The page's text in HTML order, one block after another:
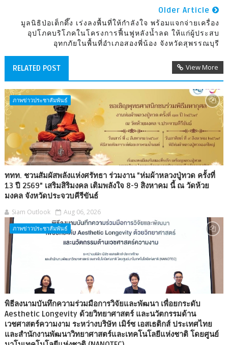
Older Article
มูลนิธิป่อเต็กตึ๊ง เร่งลงพื้นที่ให้กำลังใจ พร้อมแจกจ่ายเครื่อง
อุปโภคบริโภคในโครงการฟื้นฟูหลังน้ำลด ให้แก่ผู้ประสบ
อุทกภัยในพื้นที่อำเภอสองพี่น้อง จังหวัดสุพรรณบุรี
RELATED POST View More
ภาพข่าวประชาสัมพันธ์
ททท. ชวนสัมผัสพลังแห่งศรัทธา ร่วมงาน "ห่มผ้าหลวงปู่ทวด ครั้งที่
13 ปี 2569" เสริมสิริมงคล เติมพลังใจ 8-9 สิงหาคม นี้ ณ วัดห้วย
มงคล จังหวัดประจวบคีรีขันธ์
Siam Outlook Aug 06, 2026
ภาพข่าวประชาสัมพันธ์
พิธีลงนามบันทึกความร่วมมือการวิจัยและพัฒนา เพื่อยกระดับ
Aesthetic Longevity ด้วยวิทยาศาสตร์ และนวัตกรรมด้าน
เวชศาสตร์ความงาม ระหว่างบริษัท เมิร์ซ เอสเธติกส์ ประเทศไทย
และสำนักงานพัฒนาวิทยาศาสตร์และเทคโนโลยีแห่งชาติ โดยศูนย์